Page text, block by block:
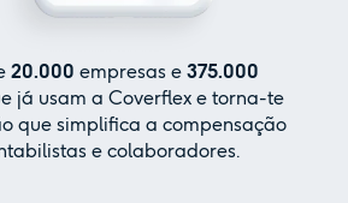
20.000 empresas e 375.000
já usam a Coverflex e torna-te
que simplifica a compensação
e colaboradores.